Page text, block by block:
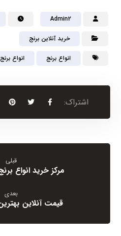
Admin2
خرید آنلاین برنج
انواع برنج انواع
قبلی
مرکز خرید انواع
بعدی
قیمت آنلاین